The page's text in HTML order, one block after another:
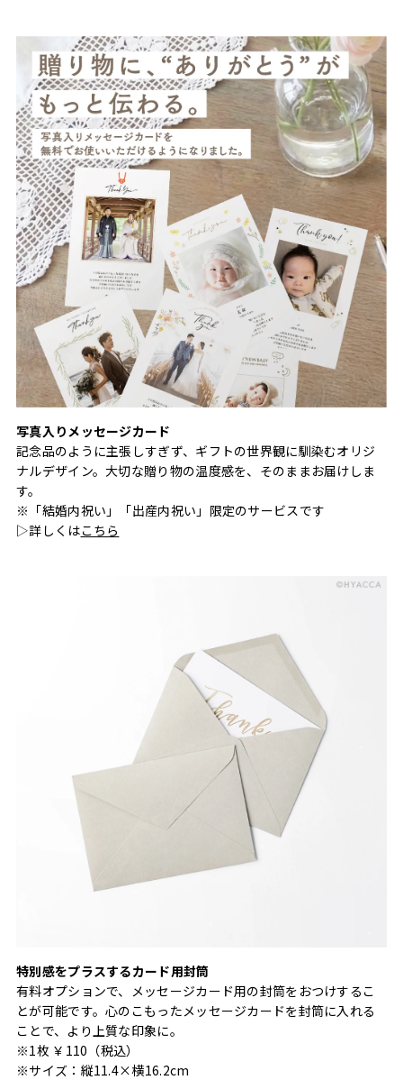
写真入りメッセージカード
記念品のように主張しすぎず、ギフトの世界観に馴染むオリジ
ナルデザイン。大切な贈り物の温度感を、そのままお届けしま
す。
※「結婚内祝い」「出産内祝い」限定のサービスです
▷詳しくはこちら
特別感をプラスするカード用封筒
有料オプションで、メッセージカード用の封筒をおつけするこ
とが可能です。心のこもったメッセージカードを封筒に入れる
ことで、より上質な印象に。
※1枚 ￥110（税込）
※サイズ：縦11.4×横16.2cm